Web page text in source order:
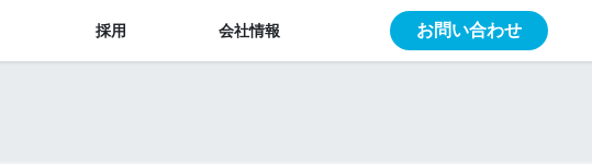
採用 会社情報 お問い合わせ